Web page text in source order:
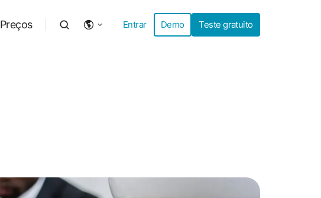
Preços Entrar Demo Teste gratuito